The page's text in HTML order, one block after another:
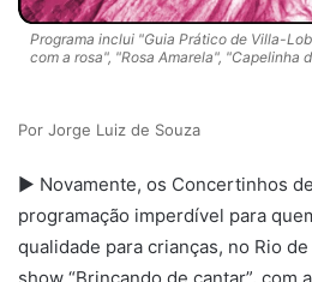
Programa inclui "Guia Prático de Villa-
com a rosa", "Rosa Amarela", "Capelinha
Jorge Luiz de Souza
► Novamente, os Concertinhos
programação imperdível para
qualidade para crianças, no Rio